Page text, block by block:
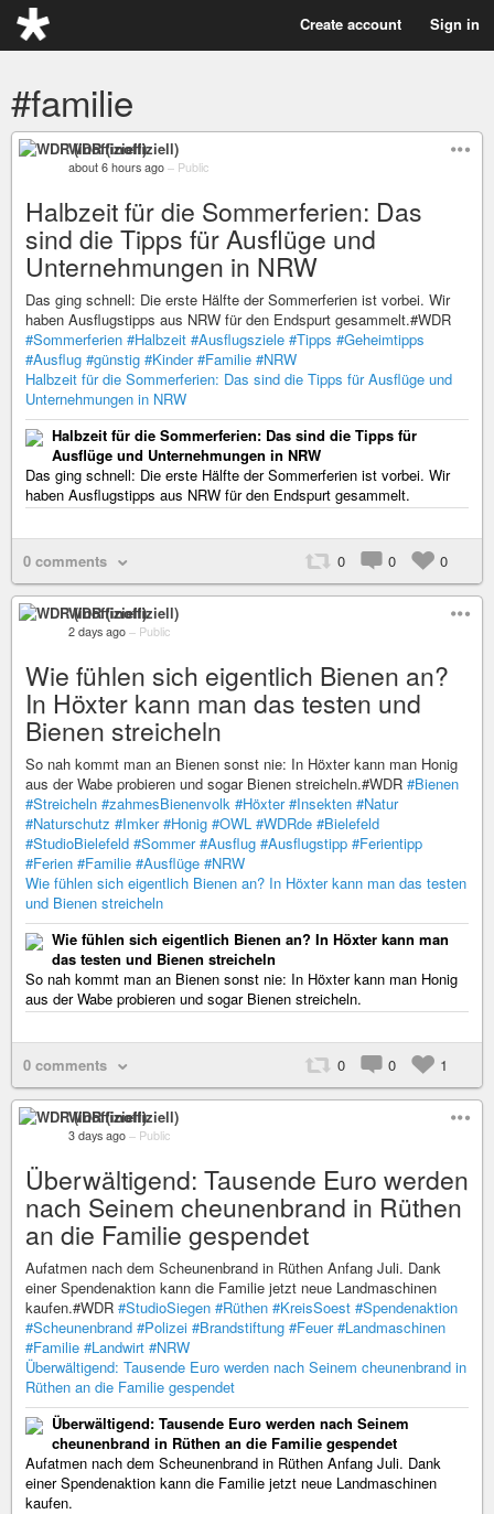
Create account Sign in
#familie
WDR (inoffiziell)
about 6 hours ago – Public
Halbzeit für die Sommerferien: Das
sind die Tipps für Ausflüge und
Unternehmungen in NRW
Das ging schnell: Die erste Hälfte der Sommerferien ist vorbei. Wir
haben Ausflugstipps aus NRW für den Endspurt gesammelt.#WDR
#Sommerferien #Halbzeit #Ausflugsziele #Tipps #Geheimtipps
#Ausflug #günstig #Kinder #Familie #NRW
Halbzeit für die Sommerferien: Das sind die Tipps für Ausflüge und
Unternehmungen in NRW
Halbzeit für die Sommerferien: Das sind die Tipps für
Ausflüge und Unternehmungen in NRW
Das ging schnell: Die erste Hälfte der Sommerferien ist vorbei. Wir
haben Ausflugstipps aus NRW für den Endspurt gesammelt.
0 comments 0 0 0
WDR (inoffiziell)
2 days ago – Public
Wie fühlen sich eigentlich Bienen an?
In Höxter kann man das testen und
Bienen streicheln
So nah kommt man an Bienen sonst nie: In Höxter kann man Honig
aus der Wabe probieren und sogar Bienen streicheln.#WDR #Bienen
#Streicheln #zahmesBienenvolk #Höxter #Insekten #Natur
#Naturschutz #Imker #Honig #OWL #WDRde #Bielefeld
#StudioBielefeld #Sommer #Ausflug #Ausflugstipp #Ferientipp
#Ferien #Familie #Ausflüge #NRW
Wie fühlen sich eigentlich Bienen an? In Höxter kann man das testen
und Bienen streicheln
Wie fühlen sich eigentlich Bienen an? In Höxter kann man
das testen und Bienen streicheln
So nah kommt man an Bienen sonst nie: In Höxter kann man Honig
aus der Wabe probieren und sogar Bienen streicheln.
0 comments 0 0 1
WDR (inoffiziell)
3 days ago – Public
Überwältigend: Tausende Euro werden
nach Seinem cheunenbrand in Rüthen
an die Familie gespendet
Aufatmen nach dem Scheunenbrand in Rüthen Anfang Juli. Dank
einer Spendenaktion kann die Familie jetzt neue Landmaschinen
kaufen.#WDR #StudioSiegen #Rüthen #KreisSoest #Spendenaktion
#Scheunenbrand #Polizei #Brandstiftung #Feuer #Landmaschinen
#Familie #Landwirt #NRW
Überwältigend: Tausende Euro werden nach Seinem cheunenbrand in
Rüthen an die Familie gespendet
Überwältigend: Tausende Euro werden nach Seinem
cheunenbrand in Rüthen an die Familie gespendet
Aufatmen nach dem Scheunenbrand in Rüthen Anfang Juli. Dank
einer Spendenaktion kann die Familie jetzt neue Landmaschinen
kaufen.